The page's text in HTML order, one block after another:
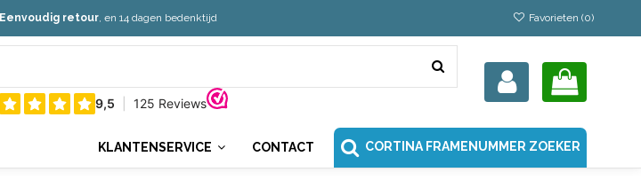
Eenvoudig retour, en 14 dagen bedenktijd Favorieten (0)
CORTINA FRAMENUMMER ZOEKER
CONTACT
KLANTENSERVICE